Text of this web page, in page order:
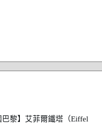
巴黎】艾菲爾鐵塔（Eiffel